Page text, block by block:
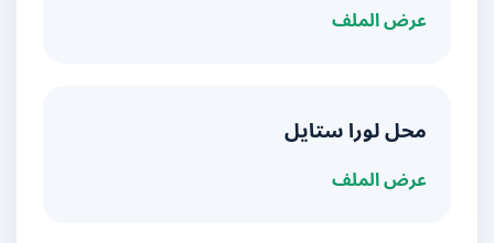
عرض الملف
محل لورا ستايل
عرض الملف